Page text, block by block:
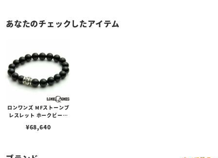
あなたのチェックしたアイテム
ロンワンズ MFストーンブ
レスレット ホークビーズ
¥68,640